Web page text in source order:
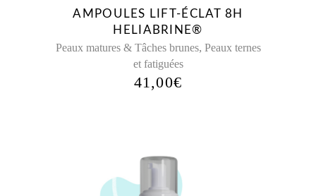
AMPOULES LIFT-ÉCLAT 8H
HELIABRINE®
Peaux matures & Tâches brunes, Peaux ternes
et fatiguées
41,00€